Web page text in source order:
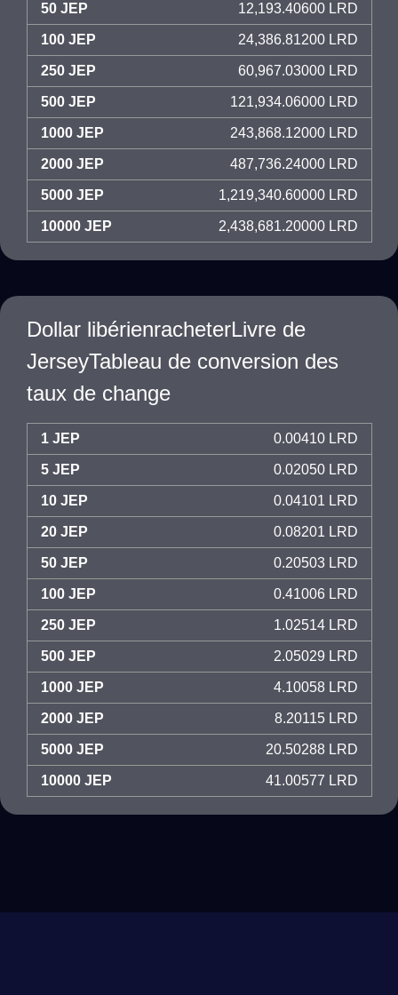
50 JEP 12,193.40600 LRD
100 JEP 24,386.81200 LRD
250 JEP 60,967.03000 LRD
500 JEP 121,934.06000 LRD
1000 JEP 243,868.12000 LRD
2000 JEP 487,736.24000 LRD
5000 JEP 1,219,340.60000 LRD
10000 JEP 2,438,681.20000 LRD
Dollar libérienracheterLivre de
JerseyTableau de conversion des
taux de change
1 JEP 0.00410 LRD
5 JEP 0.02050 LRD
10 JEP 0.04101 LRD
20 JEP 0.08201 LRD
50 JEP 0.20503 LRD
100 JEP 0.41006 LRD
250 JEP 1.02514 LRD
500 JEP 2.05029 LRD
1000 JEP 4.10058 LRD
2000 JEP 8.20115 LRD
5000 JEP 20.50288 LRD
10000 JEP 41.00577 LRD